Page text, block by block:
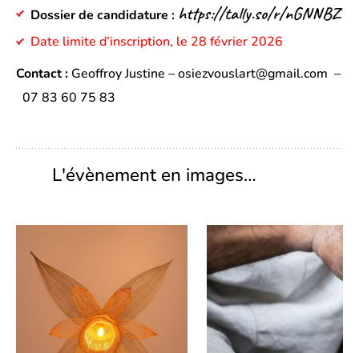
Dossier de candidature : https://tally.so/r/nGNNBZ
Date limite d’inscription, le 28 février 2026
Contact : Geoffroy Justine – osiezvouslart@gmail.com –
07 83 60 75 83
L'évènement en images…